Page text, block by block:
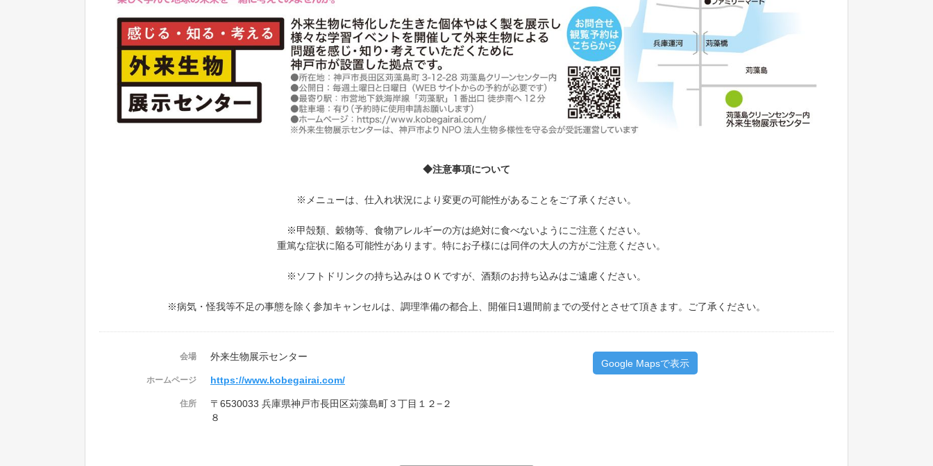
◆注意事項について
※メニューは、仕入れ状況により変更の可能性があることをご了承ください。
※甲殻類、穀物等、食物アレルギーの方は絶対に食べないようにご注意ください。
重篤な症状に陥る可能性があります。特にお子様には同伴の大人の方がご注意ください。
※ソフトドリンクの持ち込みはＯＫですが、酒類のお持ち込みはご遠慮ください。
※病気・怪我等不足の事態を除く参加キャンセルは、調理準備の都合上、開催日1週間前までの受付とさせて頂きます。ご了承ください。
会場 外来生物展示センター
ホームページ https://www.kobegairai.com/
住所
〒6530033 兵庫県神戸市長田区苅藻島町３丁目１２−２
８
Google Mapsで表示